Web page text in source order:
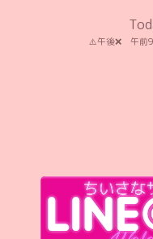
⚠️午後❌️ 午前